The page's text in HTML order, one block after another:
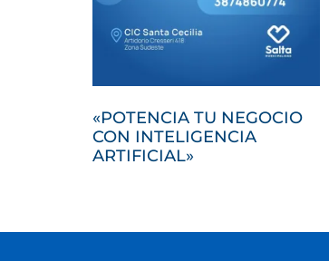
«POTENCIA TU NEGOCIO
CON INTELIGENCIA
ARTIFICIAL»